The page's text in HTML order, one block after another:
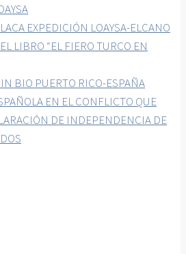
EXPEDICIÓN LOAYSA-ELCANO
LIBRO “EL FIERO TURCO EN
BIO PUERTO RICO-ESPAÑA
EN EL CONFLICTO QUE
DE INDEPENDENCIA DE